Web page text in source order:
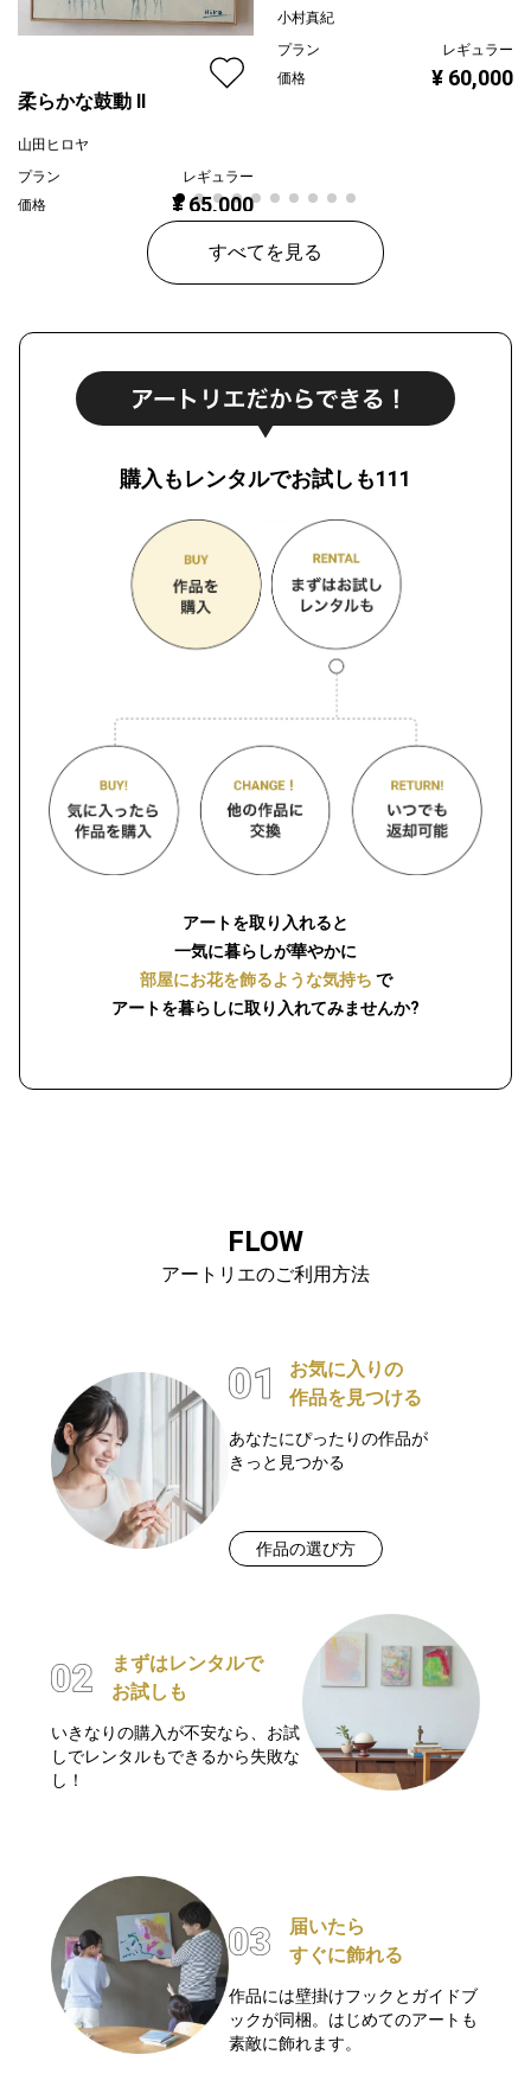
柔らかな鼓動 Ⅱ
山田ヒロヤ
プラン
レギュラー
価格
¥ 65,000
小村真紀
プラン
レギュラー
価格
¥ 60,000
すべてを見る
購入もレンタルでお試しも111
アートを取り入れると
一気に暮らしが華やかに
部屋にお花を飾るような気持ち で
アートを暮らしに取り入れてみませんか?
FLOW
アートリエのご利用方法
お気に入りの
作品を見つける
あなたにぴったりの作品が
きっと見つかる
作品の選び方
まずはレンタルで
お試しも
いきなりの購入が不安なら、お試
しでレンタルもできるから失敗な
し！
届いたら
すぐに飾れる
作品には壁掛けフックとガイドブ
ックが同梱。はじめてのアートも
素敵に飾れます。